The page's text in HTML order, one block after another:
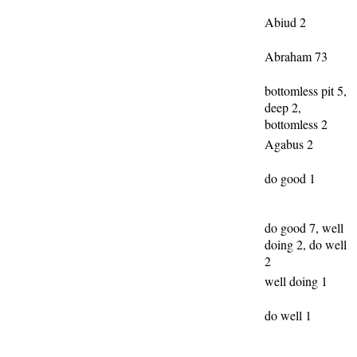
Abiud 2
Abraham 73
bottomless pit 5,
deep 2,
bottomless 2
Agabus 2
do good 1
do good 7, well
doing 2, do well
2
well doing 1
do well 1